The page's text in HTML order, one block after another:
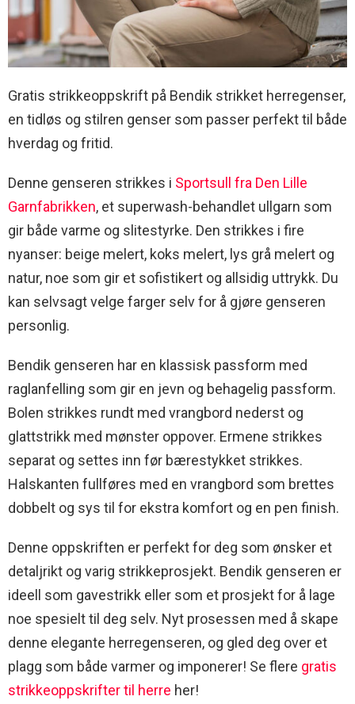
Gratis strikkeoppskrift på Bendik strikket herregenser,
en tidløs og stilren genser som passer perfekt til både
hverdag og fritid.
Denne genseren strikkes i Sportsull fra Den Lille
Garnfabrikken, et superwash-behandlet ullgarn som
gir både varme og slitestyrke. Den strikkes i fire
nyanser: beige melert, koks melert, lys grå melert og
natur, noe som gir et sofistikert og allsidig uttrykk. Du
kan selvsagt velge farger selv for å gjøre genseren
personlig.
Bendik genseren har en klassisk passform med
raglanfelling som gir en jevn og behagelig passform.
Bolen strikkes rundt med vrangbord nederst og
glattstrikk med mønster oppover. Ermene strikkes
separat og settes inn før bærestykket strikkes.
Halskanten fullføres med en vrangbord som brettes
dobbelt og sys til for ekstra komfort og en pen finish.
Denne oppskriften er perfekt for deg som ønsker et
detaljrikt og varig strikkeprosjekt. Bendik genseren er
ideell som gavestrikk eller som et prosjekt for å lage
noe spesielt til deg selv. Nyt prosessen med å skape
denne elegante herregenseren, og gled deg over et
plagg som både varmer og imponerer! Se flere gratis
strikkeoppskrifter til herre her!